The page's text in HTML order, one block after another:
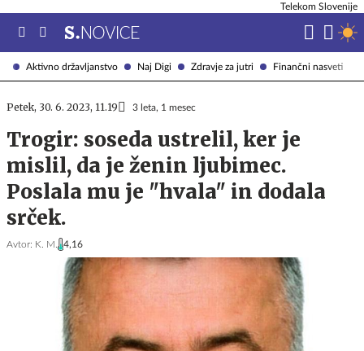
Aktivno državljanstvo Naj Digi Zdravje za jutri Finančni nasveti
Telekom Slovenije
Petek, 30. 6. 2023, 11.19 3 leta, 1 mesec
Trogir: soseda ustrelil, ker je
mislil, da je ženin ljubimec.
Poslala mu je "hvala" in dodala
srček.
Avtor: K. M. 4,16